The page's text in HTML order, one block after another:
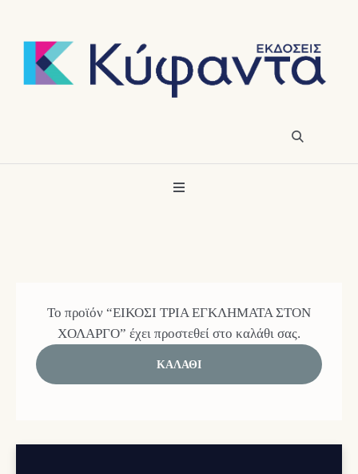
Το προϊόν “ΕΙΚΟΣΙ ΤΡΙΑ ΕΓΚΛΗΜΑΤΑ ΣΤΟΝ
ΧΟΛΑΡΓΟ” έχει προστεθεί στο καλάθι σας.
ΚΑΛΆΘΙ